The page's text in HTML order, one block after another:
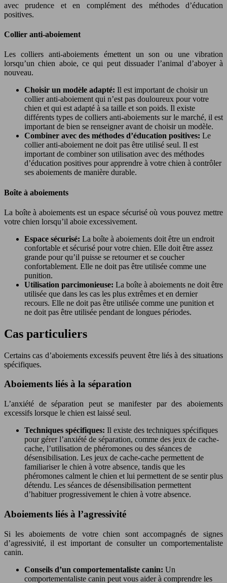
avec prudence et en complément des méthodes d’éducation
positives.
Collier anti-aboiement
Les colliers anti-aboiements émettent un son ou une vibration
lorsqu’un chien aboie, ce qui peut dissuader l’animal d’aboyer à
nouveau.
Choisir un modèle adapté: Il est important de choisir un
collier anti-aboiement qui n’est pas douloureux pour votre
chien et qui est adapté à sa taille et son poids. Il existe
différents types de colliers anti-aboiements sur le marché, il est
important de bien se renseigner avant de choisir un modèle.
Combiner avec des méthodes d’éducation positives: Le
collier anti-aboiement ne doit pas être utilisé seul. Il est
important de combiner son utilisation avec des méthodes
d’éducation positives pour apprendre à votre chien à contrôler
ses aboiements de manière durable.
Boîte à aboiements
La boîte à aboiements est un espace sécurisé où vous pouvez mettre
votre chien lorsqu’il aboie excessivement.
Espace sécurisé: La boîte à aboiements doit être un endroit
confortable et sécurisé pour votre chien. Elle doit être assez
grande pour qu’il puisse se retourner et se coucher
confortablement. Elle ne doit pas être utilisée comme une
punition.
Utilisation parcimonieuse: La boîte à aboiements ne doit être
utilisée que dans les cas les plus extrêmes et en dernier
recours. Elle ne doit pas être utilisée comme une punition et
ne doit pas être utilisée pendant de longues périodes.
Cas particuliers
Certains cas d’aboiements excessifs peuvent être liés à des situations
spécifiques.
Aboiements liés à la séparation
L’anxiété de séparation peut se manifester par des aboiements
excessifs lorsque le chien est laissé seul.
Techniques spécifiques: Il existe des techniques spécifiques
pour gérer l’anxiété de séparation, comme des jeux de cache-
cache, l’utilisation de phéromones ou des séances de
désensibilisation. Les jeux de cache-cache permettent de
familiariser le chien à votre absence, tandis que les
phéromones calment le chien et lui permettent de se sentir plus
détendu. Les séances de désensibilisation permettent
d’habituer progressivement le chien à votre absence.
Aboiements liés à l’agressivité
Si les aboiements de votre chien sont accompagnés de signes
d’agressivité, il est important de consulter un comportementaliste
canin.
Conseils d’un comportementaliste canin: Un
comportementaliste canin peut vous aider à comprendre les